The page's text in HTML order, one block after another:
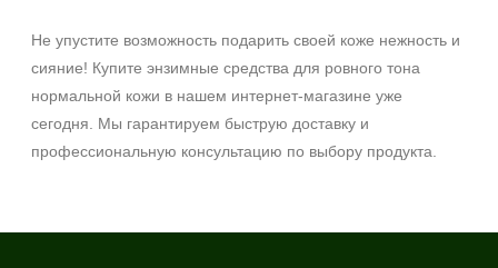
Не упустите возможность подарить своей коже нежность и
сияние! Купите энзимные средства для ровного тона
нормальной кожи в нашем интернет‑магазине уже
сегодня. Мы гарантируем быструю доставку и
профессиональную консультацию по выбору продукта.